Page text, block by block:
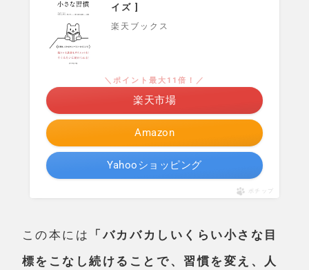
イズ ]
楽天ブックス
Amazon
＼ポイント最大11倍！／
楽天市場
Yahooショッピング
ポチップ
この本には
「バカバカしいくらい小さな目
標をこなし続けることで、習慣を変え、人